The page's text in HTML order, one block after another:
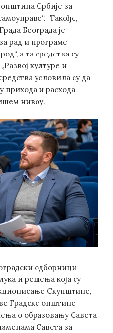
Србије за
Такође,
Београда је
рад и програме
а та средства су
културе и
условила су да
прихода и расхода
нивоу.
одборници
и решења која су
Скупштине,
Градске општине
о образовању Савета
Савета за